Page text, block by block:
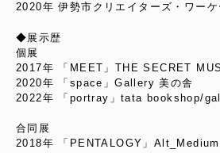
2020年 伊勢市クリエイターズ・ワー
◆展示歴
個展
2017年 「MEET」THE SECRET
2020年 「space」Gallery 美の舎
2022年 「portray」tata bookshop/
合同展
2018年 「PENTALOGY」Alt_Medium